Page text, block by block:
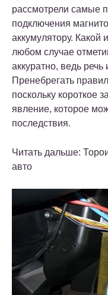
рассмотрели самые
подключения
аккумулятору.
любом случае
аккуратно, ведь речь
Пренебрегать
поскольку короткое
явление, которое
последствия.
Читать дальше:
авто